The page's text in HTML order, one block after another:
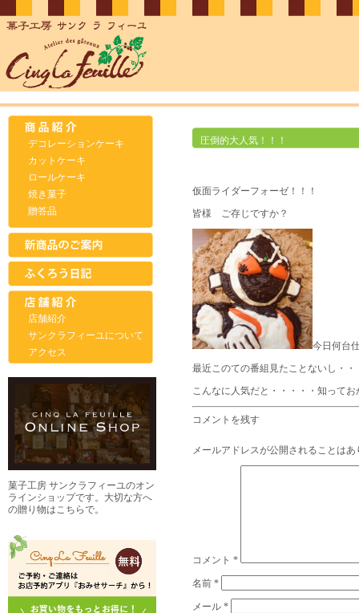
デコレーションケーキ
カットケーキ
ロールケーキ
焼き菓子
贈答品
店舗紹介
サンクラフィーユについて
アクセス
菓子工房 サンクラフィーユのオン
ラインショップです。大切な方へ
の贈り物はこちらで。
圧倒的大人気！！！
仮面ライダーフォーゼ！！！
皆様 ご存じですか？
今日何台
最近このての番組見たことないし・・
こんなに人気だと・・・・・知
コメントを残す
メールアドレスが公開されることはあ
コメント *
名前 *
メール *